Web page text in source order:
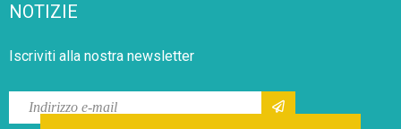
NOTIZIE
Iscriviti alla nostra newsletter